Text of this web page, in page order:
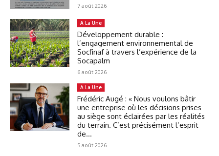
7 août 2026
A La Une
Développement durable :
l’engagement environnemental de
Socfinaf à travers l’expérience de la
Socapalm
6 août 2026
A La Une
Frédéric Augé : « Nous voulons bâtir
une entreprise où les décisions prises
au siège sont éclairées par les réalités
du terrain. C’est précisément l’esprit
de...
5 août 2026